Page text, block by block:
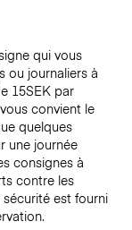
qui vous
ou journaliers à
15SEK par
convient le
quelques
une journée
consignes à
contre les
est fourni